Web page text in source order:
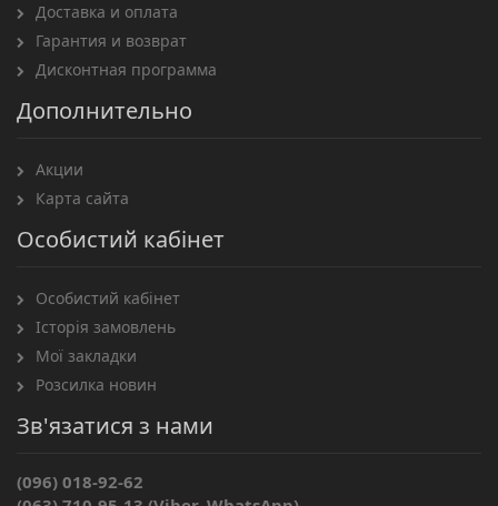
Доставка и оплата
Гарантия и возврат
Дисконтная программа
Дополнительно
Акции
Карта сайта
Особистий кабінет
Особистий кабінет
Історія замовлень
Мої закладки
Розсилка новин
Зв'язатися з нами
(096) 018-92-62